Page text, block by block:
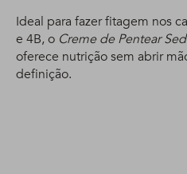
Ideal para fazer fitagem nos
e 4B, o Creme de Pentear
oferece nutrição sem abrir
definição.